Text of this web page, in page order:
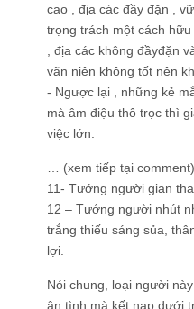
cao , địa các đầy đặn ,
trọng trách một cách
, địa các không đầyđặn
vãn niên không tốt nên
- Ngược lại , những kẻ
mà âm điệu thô trọc thì
việc lớn.
… (xem tiếp tại comment)
11- Tướng người gian
12 – Tướng người nhút
trắng thiếu sáng sủa,
lợi.
Nói chung, loại người
ân tình mà kết nạp dưới